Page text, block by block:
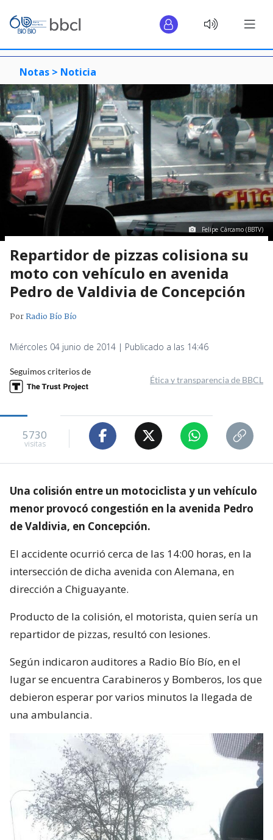
Notas > Noticia
Felipe Cárcamo (BBTV)
Repartidor de pizzas colisiona su
moto con vehículo en avenida
Pedro de Valdivia de Concepción
PorRadio Bío Bío
Miércoles 04 junio de 2014 | Publicado a las 14:46
Seguimos criterios de
Ética y transparencia de BBCL
5730
visitas
Una colisión entre un motociclista y un vehículo
menor provocó congestión en la avenida Pedro
de Valdivia, en Concepción.
El accidente ocurrió cerca de las 14:00 horas, en la
intersección de dicha avenida con Alemana, en
dirección a Chiguayante.
Producto de la colisión, el motorista, quien sería un
repartidor de pizzas, resultó con lesiones.
Según indicaron auditores a Radio Bío Bío, en el
lugar se encuentra Carabineros y Bomberos, los que
debieron esperar por varios minutos la llegada de
una ambulancia.